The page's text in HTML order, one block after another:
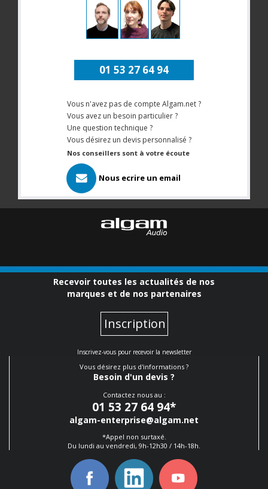
01 53 27 64 94
Vous n'avez pas de compte Algam.net ?
Vous avez un besoin particulier ?
Une question technique ?
Vous désirez un devis personnalisé ?
Nos conseillers sont à votre écoute
Nous ecrire un email
Recevoir toutes les actualités de nos
marques et de nos partenaires
Inscription
Inscrivez-vous pour recevoir la newsletter
Vous désirez plus d'informations ?
Besoin d'un devis ?
Contactez nous au :
01 53 27 64 94*
algam-enterprise@algam.net
*Appel non surtaxé.
Du lundi au vendredi, 9h-12h30 / 14h-18h.